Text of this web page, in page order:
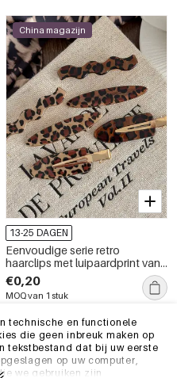
technische en functionele
die geen inbreuk maken op
tekstbestand dat bij uw eerste
op uw computer,
we gebruiken zijn
China magazijn
13-25 DAGEN
Eenvoudige serie retro
haarclips met luipaardprint van
acryl
€0,20
MOQ van 1 stuk
China magazijn